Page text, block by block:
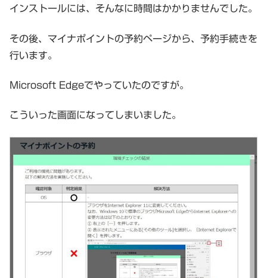
インストールには、そんなに時間はかかりませんでした。
その後、マイナポイントの予約ページから、予約手続きを
行います。
Microsoft Edgeでやっていたのですが。
こういった画面になってしまいました。